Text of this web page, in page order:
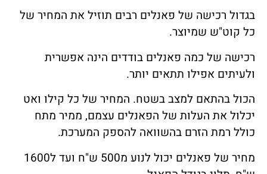
בגדול רכישה של פאנלים רבים תוזיל את המחיר של
כל קוט"ש שמיוצר.
רכישה של כמה פאנלים בודדים הינה אפשרית
ולעיתים אפילו תתאים יותר.
הכול בהתאם למצב בשטח. המחיר של כל קילו ואט
יכלול את העלות של הפאנלים עצמם, ממיר מתח
כולל רמת הזרם בהשוואה להספק המערכת.
מחיר של פאנלים יכול לנוע מ500 ש"ח ועד ל1600